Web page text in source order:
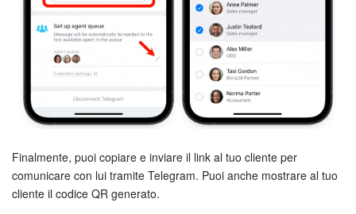
Finalmente, puoi copiare e inviare il link al tuo cliente per
comunicare con lui tramite Telegram. Puoi anche mostrare al tuo
cliente il codice QR generato.